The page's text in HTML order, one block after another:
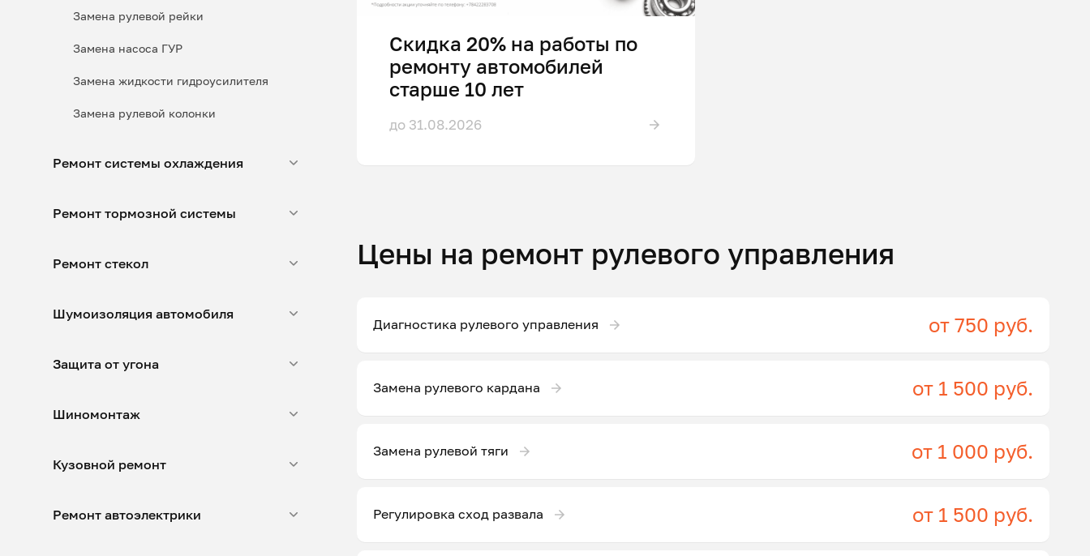
Замена рулевой рейки
Замена насоса ГУР
Замена жидкости гидроусилителя
Замена рулевой колонки
Ремонт системы охлаждения
Ремонт тормозной системы
Ремонт стекол
Шумоизоляция автомобиля
Защита от угона
Шиномонтаж
Кузовной ремонт
Ремонт автоэлектрики
Скидка 20% на работы по
ремонту автомобилей
старше 10 лет
до 31.08.2026
Цены на ремонт рулевого управления
Диагностика рулевого управления от 750 руб.
Замена рулевого кардана от 1 500 руб.
Замена рулевой тяги от 1 000 руб.
Регулировка сход развала от 1 500 руб.